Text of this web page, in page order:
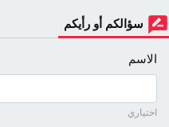
سؤالكم أو رأيكم
الاسم
اختياري